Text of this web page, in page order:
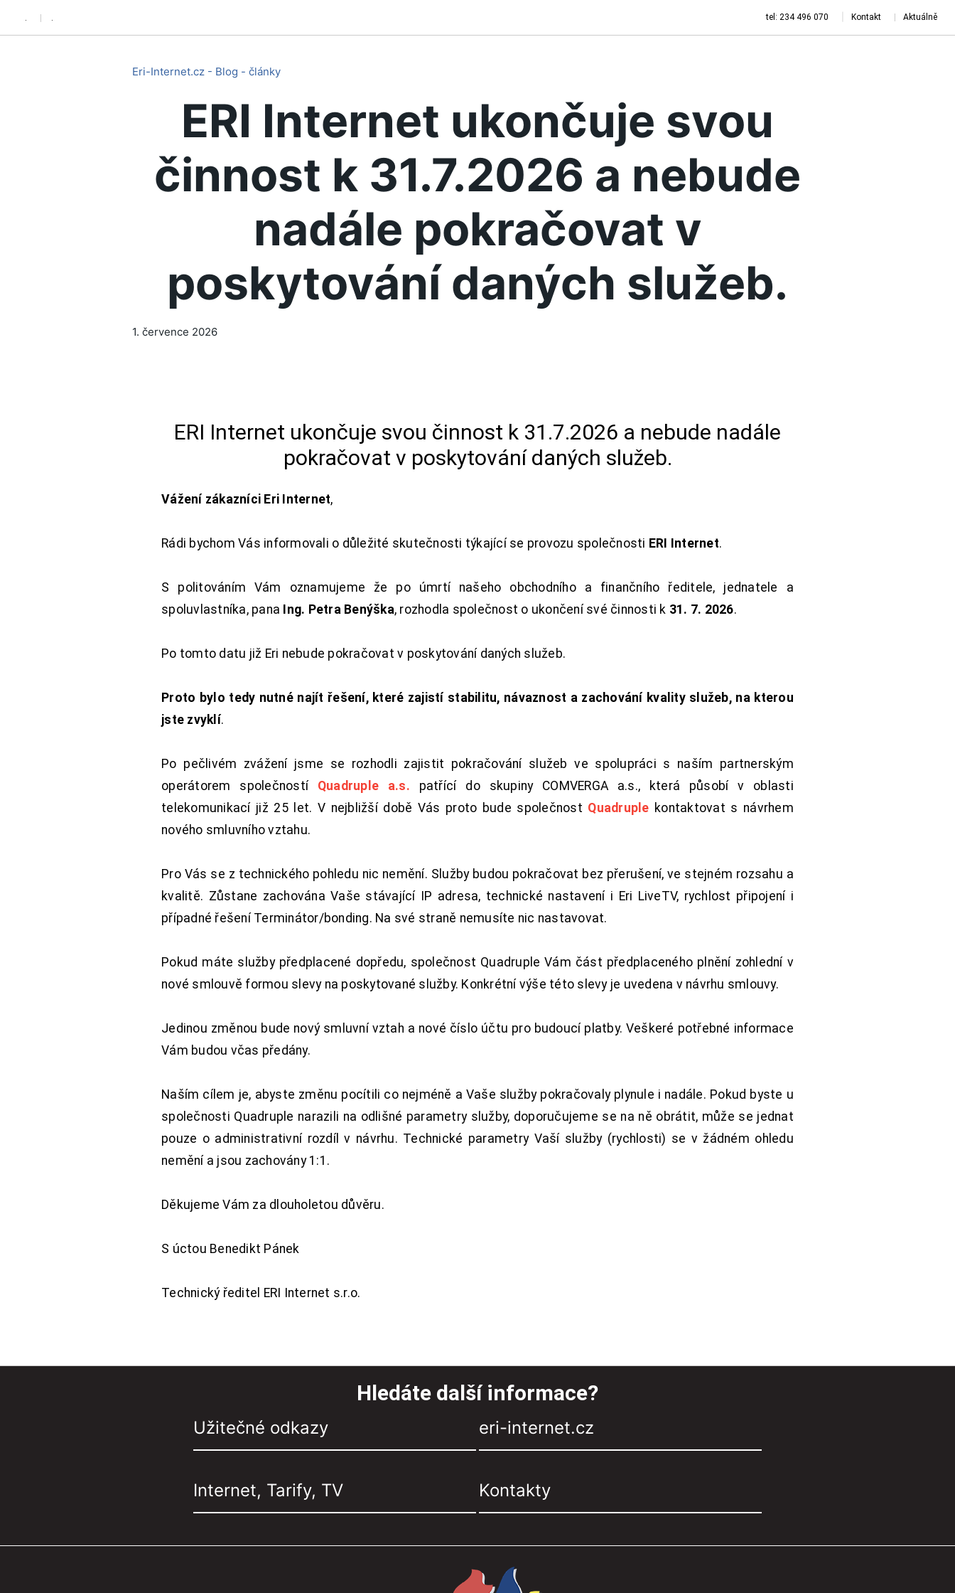
. . tel: 234 496 070 Kontakt Aktuálně
Eri-Internet.cz - Blog - články
ERI Internet ukončuje svou
činnost k 31.7.2026 a nebude
nadále pokračovat v
poskytování daných služeb.
1. července 2026
ERI Internet ukončuje svou činnost k 31.7.2026 a nebude nadále
pokračovat v poskytování daných služeb.
Vážení zákazníci Eri Internet,
Rádi bychom Vás informovali o důležité skutečnosti týkající se provozu společnosti ERI Internet.
S politováním Vám oznamujeme že po úmrtí našeho obchodního a finančního ředitele, jednatele a
spoluvlastníka, pana Ing. Petra Benýška, rozhodla společnost o ukončení své činnosti k 31. 7. 2026.
Po tomto datu již Eri nebude pokračovat v poskytování daných služeb.
Proto bylo tedy nutné najít řešení, které zajistí stabilitu, návaznost a zachování kvality služeb, na kterou
jste zvyklí.
Po pečlivém zvážení jsme se rozhodli zajistit pokračování služeb ve spolupráci s naším partnerským
operátorem společností Quadruple a.s. patřící do skupiny COMVERGA a.s., která působí v oblasti
telekomunikací již 25 let. V nejbližší době Vás proto bude společnost Quadruple kontaktovat s návrhem
nového smluvního vztahu.
Pro Vás se z technického pohledu nic nemění. Služby budou pokračovat bez přerušení, ve stejném rozsahu a
kvalitě. Zůstane zachována Vaše stávající IP adresa, technické nastavení i Eri LiveTV, rychlost připojení i
případné řešení Terminátor/bonding. Na své straně nemusíte nic nastavovat.
Pokud máte služby předplacené dopředu, společnost Quadruple Vám část předplaceného plnění zohlední v
nové smlouvě formou slevy na poskytované služby. Konkrétní výše této slevy je uvedena v návrhu smlouvy.
Jedinou změnou bude nový smluvní vztah a nové číslo účtu pro budoucí platby. Veškeré potřebné informace
Vám budou včas předány.
Naším cílem je, abyste změnu pocítili co nejméně a Vaše služby pokračovaly plynule i nadále. Pokud byste u
společnosti Quadruple narazili na odlišné parametry služby, doporučujeme se na ně obrátit, může se jednat
pouze o administrativní rozdíl v návrhu. Technické parametry Vaší služby (rychlosti) se v žádném ohledu
nemění a jsou zachovány 1:1.
Děkujeme Vám za dlouholetou důvěru.
S úctou Benedikt Pánek
Technický ředitel ERI Internet s.r.o.
Hledáte další informace?
Užitečné odkazy eri-internet.cz
Internet, Tarify, TV Kontakty